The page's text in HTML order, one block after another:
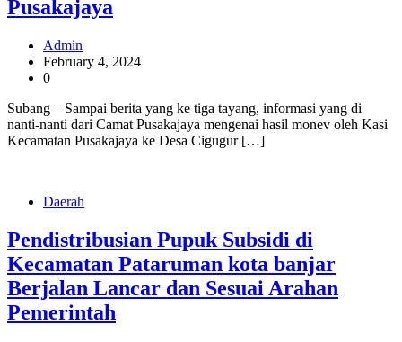
Pusakajaya
Admin
February 4, 2024
0
Subang – Sampai berita yang ke tiga tayang, informasi yang di
nanti-nanti dari Camat Pusakajaya mengenai hasil monev oleh Kasi
Kecamatan Pusakajaya ke Desa Cigugur […]
Daerah
Pendistribusian Pupuk Subsidi di
Kecamatan Pataruman kota banjar
Berjalan Lancar dan Sesuai Arahan
Pemerintah